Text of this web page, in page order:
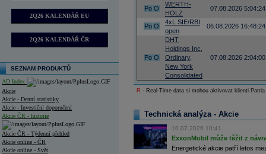
2Q26 KALENDÁŘ EU
2Q26 KALENDÁŘ ČR
SEZNAM PRODUKTŮ
AD Index
Akcie
Akcie - Denní statistiky
Akcie - Investiční doporučení
Akcie ČR - historie
Akcie ČR - Týdenní přehled
Akcie online - ČR
Akcie online - Svět
Po O
WERTH-
HOLZ
07.08.2026 5:04:24
Po O
4xL SIE/RBI
open
06.08.2026 16:48:24
Po O
DHT
Holdings Inc,
Ordinary,
New York
Consolidated
07.08.2026 2:04:00
R - Real-Time data si mohou aktivovat klienti
Technická analýza - Akcie
10.07.2026 10:41
ExxonMobil může těžit z
Energetické akcie patří letos